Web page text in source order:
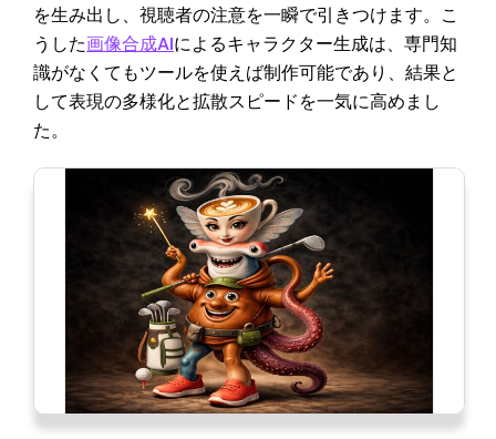
を生み出し、視聴者の注意を一瞬で引きつけます。こ
うした画像合成AIによるキャラクター生成は、専門知
識がなくてもツールを使えば制作可能であり、結果と
して表現の多様化と拡散スピードを一気に高めまし
た。